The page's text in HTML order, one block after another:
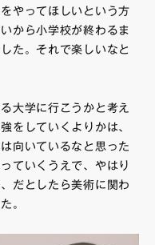
やってほしいという方
から小学校が終わるま
た。それで楽しいなと
大学に行こうかと考え
をしていくよりかは、
向いているなと思った
ていくうえで、やはり
だとしたら美術に関わ
。